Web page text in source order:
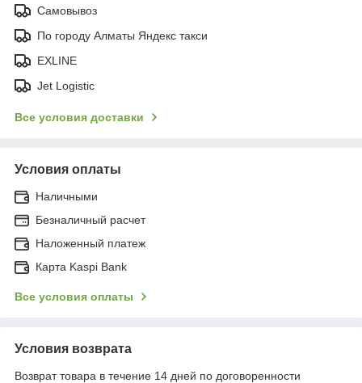
Самовывоз
По городу Алматы Яндекс такси
EXLINE
Jet Logistic
Все условия доставки
Условия оплаты
Наличными
Безналичный расчет
Наложенный платеж
Карта Kaspi Bank
Все условия оплаты
Условия возврата
Возврат товара в течение 14 дней по договоренности